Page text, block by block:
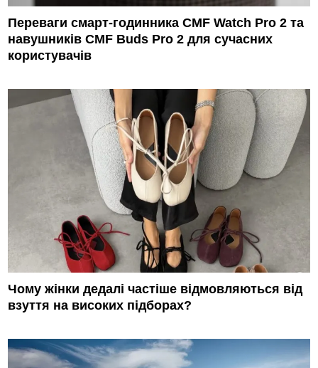
Переваги смарт-годинника CMF Watch Pro 2 та
навушників CMF Buds Pro 2 для сучасних
користувачів
Чому жінки дедалі частіше відмовляються від
взуття на високих підборах?